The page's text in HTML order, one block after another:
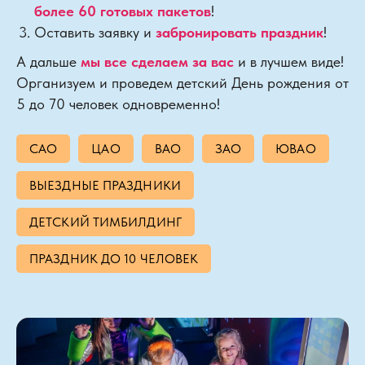
более 60 готовых пакетов!
Оставить заявку и забронировать праздник!
А дальше мы все сделаем за вас и в лучшем виде!
Организуем и проведем детский День рождения от
5 до 70 человек одновременно!
САО ЦАО ВАО ЗАО ЮВАО
ВЫЕЗДНЫЕ ПРАЗДНИКИ
ДЕТСКИЙ ТИМБИЛДИНГ
ПРАЗДНИК ДО 10 ЧЕЛОВЕК